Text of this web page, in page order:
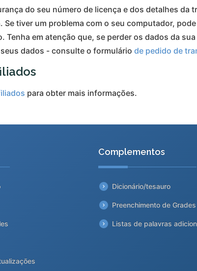
do seu número de licença e dos detalhes
Se tiver um problema com o seu computador,
Tenha em atenção que, se perder os dados da
dados - consulte o formulário de pedido de
para obter mais informações.
Complementos
Dicionário/tesauro
Preenchimento de
Listas de palavras